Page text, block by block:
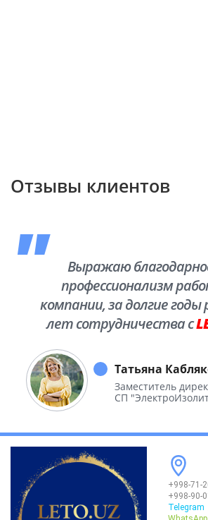
Отзывы клиентов
Выражаю
профессионализм
компании, за долгие
лет сотрудничества с
необъятной
Татьяна
Заместитель
СП
+998-71-
+998-90-
Telegram